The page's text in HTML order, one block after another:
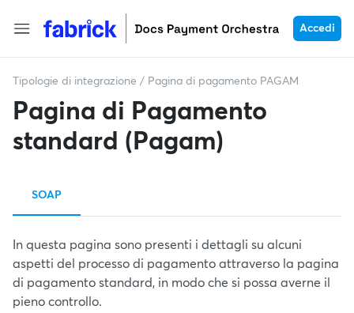
Accedi
Tipologie di integrazione / Pagina di pagamento PAGAM
Pagina di Pagamento
standard (Pagam)
SOAP
In questa pagina sono presenti i dettagli su alcuni
aspetti del processo di pagamento attraverso la pagina
di pagamento standard, in modo che si possa averne il
pieno controllo.